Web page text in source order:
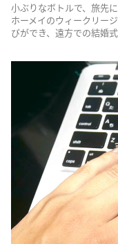
小ぶりなボトルで、旅先
ホーメイのウィークリー
びができ、遠方での結婚